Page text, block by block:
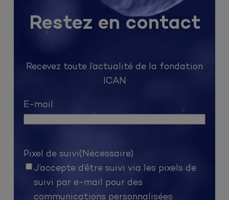
Restez en contact
Recevez toute l’actualité de la fondation
ICAN
E-mail
Pixel de suivi(Nécessaire)
J’accepte d’être suivi via les pixels de
suivi par e-mail pour des
communications personnalisées